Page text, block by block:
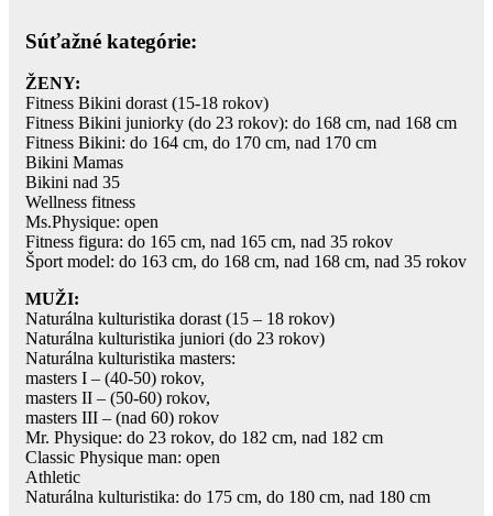
Súťažné kategórie:
ŽENY:
Fitness Bikini dorast (15-18 rokov)
Fitness Bikini juniorky (do 23 rokov): do 168 cm, nad 168 cm
Fitness Bikini: do 164 cm, do 170 cm, nad 170 cm
Bikini Mamas
Bikini nad 35
Wellness fitness
Ms.Physique: open
Fitness figura: do 165 cm, nad 165 cm, nad 35 rokov
Šport model: do 163 cm, do 168 cm, nad 168 cm, nad 35 rokov
MUŽI:
Naturálna kulturistika dorast (15 – 18 rokov)
Naturálna kulturistika juniori (do 23 rokov)
Naturálna kulturistika masters:
masters I – (40-50) rokov,
masters II – (50-60) rokov,
masters III – (nad 60) rokov
Mr. Physique: do 23 rokov, do 182 cm, nad 182 cm
Classic Physique man: open
Athletic
Naturálna kulturistika: do 175 cm, do 180 cm, nad 180 cm